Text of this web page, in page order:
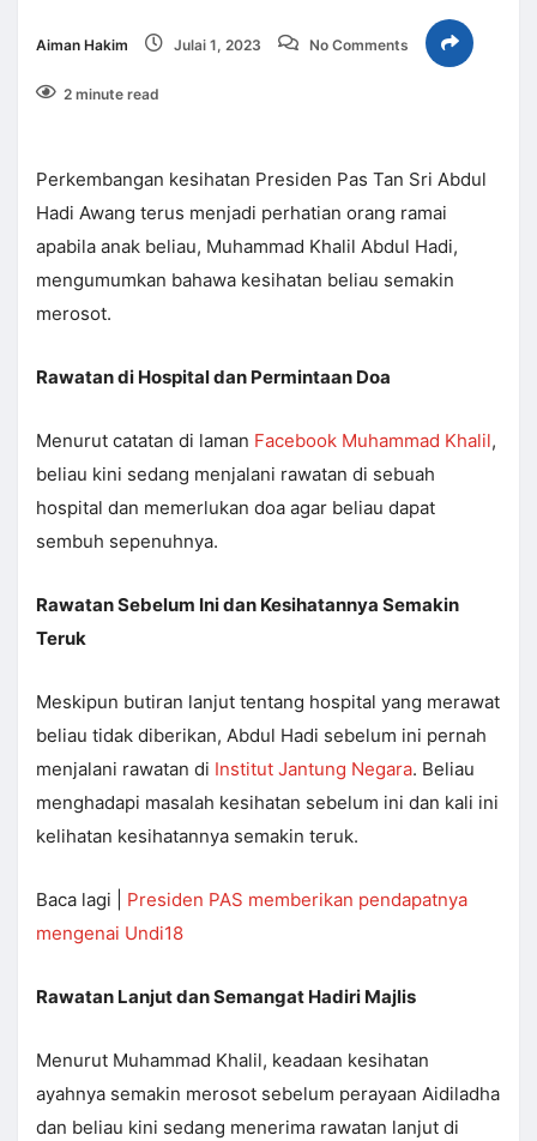
Aiman Hakim Julai 1, 2023 No Comments
2 minute read
Perkembangan kesihatan Presiden Pas Tan Sri Abdul
Hadi Awang terus menjadi perhatian orang ramai
apabila anak beliau, Muhammad Khalil Abdul Hadi,
mengumumkan bahawa kesihatan beliau semakin
merosot.
Rawatan di Hospital dan Permintaan Doa
Menurut catatan di laman Facebook Muhammad Khalil,
beliau kini sedang menjalani rawatan di sebuah
hospital dan memerlukan doa agar beliau dapat
sembuh sepenuhnya.
Rawatan Sebelum Ini dan Kesihatannya Semakin
Teruk
Meskipun butiran lanjut tentang hospital yang merawat
beliau tidak diberikan, Abdul Hadi sebelum ini pernah
menjalani rawatan di Institut Jantung Negara. Beliau
menghadapi masalah kesihatan sebelum ini dan kali ini
kelihatan kesihatannya semakin teruk.
Baca lagi | Presiden PAS memberikan pendapatnya
mengenai Undi18
Rawatan Lanjut dan Semangat Hadiri Majlis
Menurut Muhammad Khalil, keadaan kesihatan
ayahnya semakin merosot sebelum perayaan Aidiladha
dan beliau kini sedang menerima rawatan lanjut di